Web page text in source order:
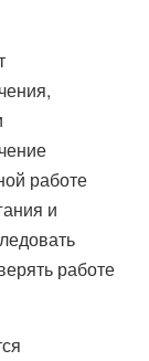
работе
и
работе